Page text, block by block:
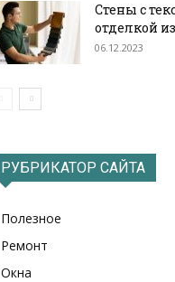
Стены с
отделкой
06.12.2023
РУБРИКАТОР САЙТА
Полезное
Ремонт
Окна